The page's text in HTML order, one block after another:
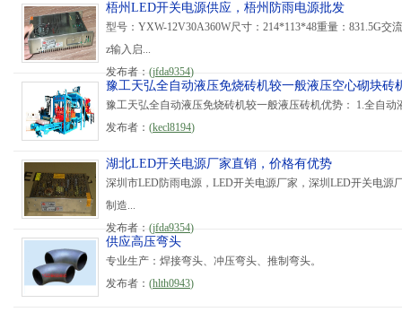
梧州LED开关电源供应，梧州防雨电源批发
型号：YXW-12V30A360W尺寸：214*113*48重量：831.5G交
z输入启...
发布者： (jfda9354)
豫工天弘全自动液压免烧砖机较一般液压空心砌块砖
豫工天弘全自动液压免烧砖机较一般液压砖机优势： 1.全自
发布者： (kecl8194)
湖北LED开关电源厂家直销，价格有优势
深圳市LED防雨电源，LED开关电源厂家，深圳LED开关电源
制造...
发布者： (jfda9354)
供应高压弯头
专业生产：焊接弯头、冲压弯头、推制弯头。
发布者： (hlth0943)